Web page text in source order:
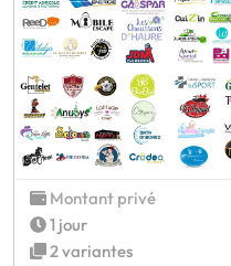
Montant privé
1 jour
2 variantes